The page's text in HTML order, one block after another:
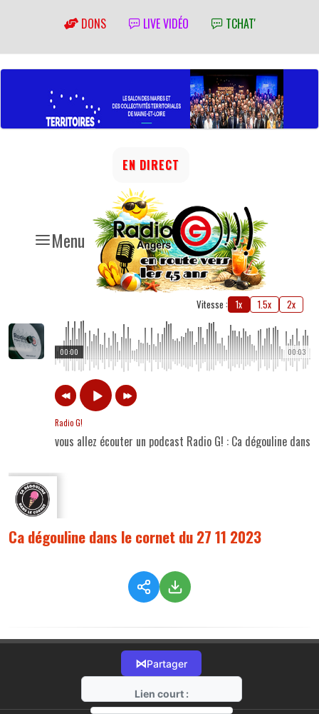
DONS LIVE VIDÉO TCHAT'
Menu
EN DIRECT
Vitesse : 1x 1.5x 2x
00:03
00:00
Radio G!
vous allez écouter un podcast Radio G! : Ca dégouline dans
Ca dégouline dans le cornet du 27 11 2023
⋈Partager
Lien court :